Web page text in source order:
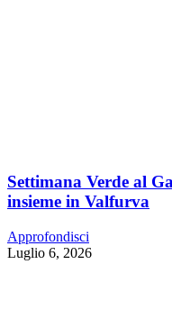
Settimana Verde al
insieme in Valfurva
Approfondisci
Luglio 6, 2026